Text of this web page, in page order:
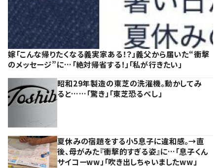
嫁「こんな帰りたくなる義実家ある！？」義父から届いた“衝撃
のメッセージ”に…「絶対帰省する！」「私が行きたい」
昭和29年製造の東芝の洗濯機。動かしてみ
ると……「驚き」「東芝恐るべし」
夏休みの宿題をする小5息子に違和感。→直
後、母がみた『衝撃的すぎる姿』に…「息子くん
サイコーww」「吹き出しちゃいましたww」